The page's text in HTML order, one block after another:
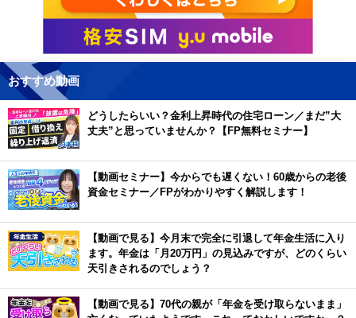
おすすめ動画
どうしたらいい？金利上昇時代の住宅ローン／まだ”大
丈夫”と思っていませんか？【FP無料セミナー】
【動画セミナー】今からでも遅くない！60歳からの老後
資金セミナー／FPがわかりやすく解説します！
【動画で見る】今月末で完全に引退して年金生活に入り
ます。年金は「月20万円」の見込みですが、どのくらい
天引きされるのでしょう？
【動画で見る】70代の親が「年金を受け取らないまま」